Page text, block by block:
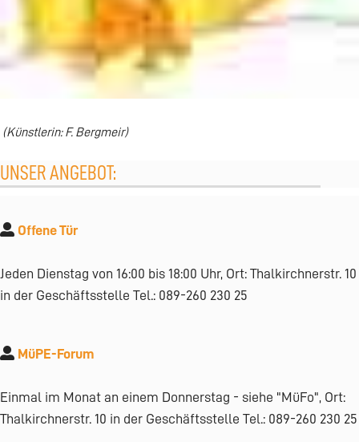
(Künstlerin: F. Bergmeir)
UNSER ANGEBOT:
Offene Tür
Jeden Dienstag von 16:00 bis 18:00 Uhr, Ort: Thalkirchnerstr. 10
in der Geschäftsstelle Tel.: 089-260 230 25
MüPE-Forum
Einmal im Monat an einem Donnerstag - siehe "MüFo", Ort:
Thalkirchnerstr. 10 in der Geschäftsstelle Tel.: 089-260 230 25